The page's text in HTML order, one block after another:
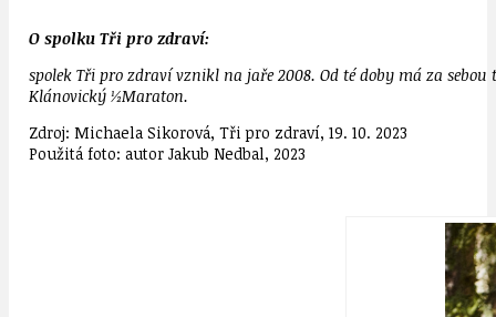
O spolku Tři pro zdraví:
spolek Tři pro zdraví vznikl na jaře 2008. Od té doby má za
Klánovický ½Maraton.
Zdroj: Michaela Sikorová, Tři pro zdraví, 19. 10. 2023
Použitá foto: autor Jakub Nedbal, 2023